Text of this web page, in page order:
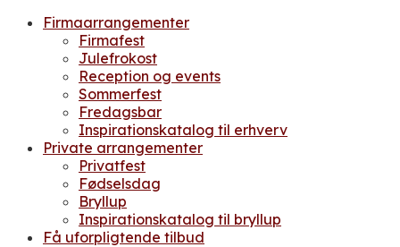
Firmaarrangementer
Firmafest
Julefrokost
Reception og events
Sommerfest
Fredagsbar
Inspirationskatalog til erhverv
Private arrangementer
Privatfest
Fødselsdag
Bryllup
Inspirationskatalog til bryllup
Få uforpligtende tilbud